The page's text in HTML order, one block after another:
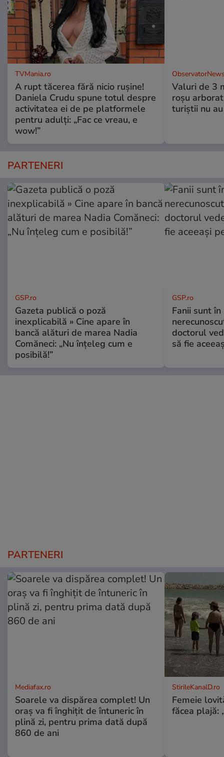
TVMania.ro
A rupt tăcerea fără nicio rușine!
Daniela Crudu spune totul despre
activitatea ei de pe platformele
pentru adulți: „Fac ce vreau, e
wow!”
Valuri de 3
roşu
turiştii nu
PARTENERI
GSP.ro
Gazeta publică o poză
inexplicabilă » Cine apare în
bancă alături de marea Nadia
Comăneci: „Nu înțeleg cum e
posibilă!”
GSP.ro
Fanii sunt în
doctorul
să fie
PARTENERI
Mediafax.ro
Soarele va dispărea complet! Un
oraș va fi înghițit de întuneric în
plină zi, pentru prima dată după
860 de ani
StirileKanalD.ro
Femeie
făcea plajă: